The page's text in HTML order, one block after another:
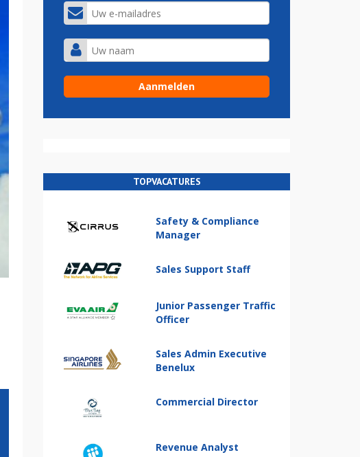
TOPVACATURES
Safety & Compliance
Manager
Sales Support Staff
Junior Passenger Traffic
Officer
Sales Admin Executive
Benelux
Commercial Director
Revenue Analyst